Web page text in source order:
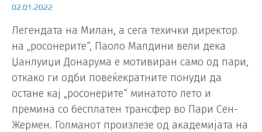
02.01.2022
Легендата на Милан, а сега техички директор
на „росонерите“, Паоло Малдини вели дека
Џанлуиџи Донарума е мотивиран само од пари,
откако ги одби повеќекратните понуди да
остане кај „росонерите“ минатото лето и
премина со бесплатен трансфер во Пари Сен-
Жермен. Голманот произлезе од академијата на